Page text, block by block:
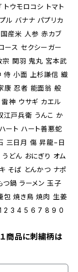
トウモロコシ トマト
ル バナナ パプリカ
国産米 人参 赤カブ
ース セクシーガー
宗 関羽 鬼丸 宮本武
侍 小面 上杉謙信 織
康 忍者 能面翁 般
神 ウサギ カエル
江戸兵衛 うんこ か
ート ハート善悪蛇
三日月 傷 昇龍−日
どん おにぎり オム
そば とんかつ ナポ
つ鍋 ラーメン 玉子
包 焼き鳥 焼肉 生姜
1 2 3 4 5 6 7 8 9 0
商品に刺繍柄は